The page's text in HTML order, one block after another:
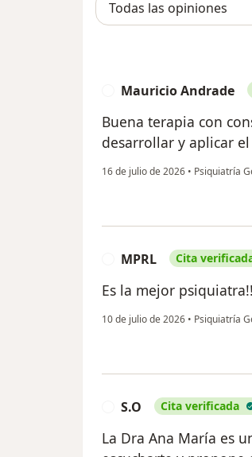
Mauricio Andrade
Buena terapia con
desarrollar y aplicar
16 de julio de 2026 • Psiquiatría
MPRL Cita
Es la mejor
10 de julio de 2026 • Psiquiatría
S.O Cita verificada
La Dra Ana María es